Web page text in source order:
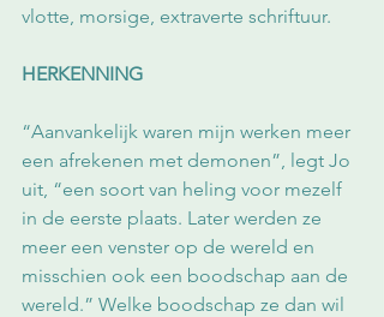
vlotte, morsige, extraverte schriftuur.
HERKENNING
“Aanvankelijk waren mijn werken meer
een afrekenen met demonen”, legt Jo
uit, “een soort van heling voor mezelf
in de eerste plaats. Later werden ze
meer een venster op de wereld en
misschien ook een boodschap aan de
wereld.” Welke boodschap ze dan wil